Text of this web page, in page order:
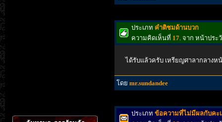
ประเภท คำติชมด้านบวก
ความคิดเห็นที่ 17. จาก หน้าประ
ได้รับแล้วครับ เหรียญศาลากลางห
โดย mr.sundandee
ประเภท ข้อความที่ไม่มีผลกับคะ